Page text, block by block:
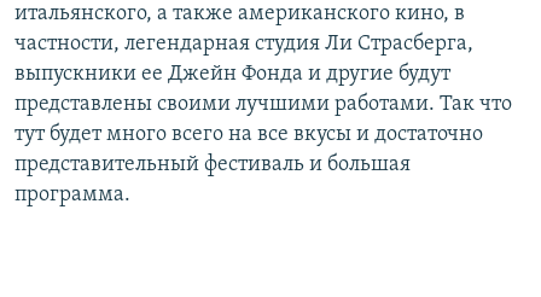
итальянского, а также американского кино, в
частности, легендарная студия Ли Страсберга,
выпускники ее Джейн Фонда и другие будут
представлены своими лучшими работами. Так что
тут будет много всего на все вкусы и достаточно
представительный фестиваль и большая
программа.